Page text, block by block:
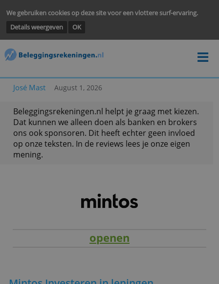
We gebruiken cookies op deze site voor een vlottere surf-
Details weergeven
Beleggingsrekeningen.nl helpt je graag met
Dat kunnen we alleen doen als banken en
ons ook sponsoren. Dit heeft echter geen
op onze teksten. In de reviews lees je onze eigen